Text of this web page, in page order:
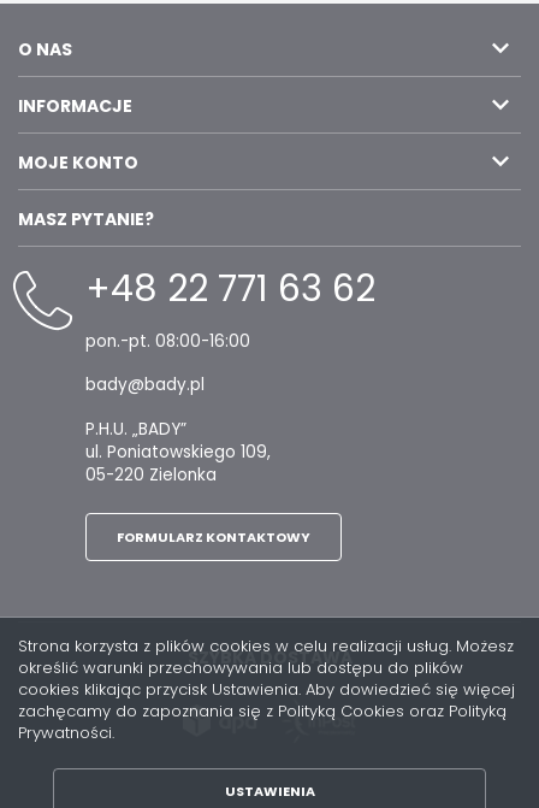
O NAS
INFORMACJE
MOJE KONTO
MASZ PYTANIE?
+48 22 771 63 62
pon.-pt. 08:00-16:00
bady@bady.pl
P.H.U. „BADY”
ul. Poniatowskiego 109,
05-220 Zielonka
FORMULARZ KONTAKTOWY
SZYBKA DOSTAWA
Strona korzysta z plików cookies w celu realizacji usług. Możesz
określić warunki przechowywania lub dostępu do plików
cookies klikając przycisk Ustawienia. Aby dowiedzieć się więcej
zachęcamy do zapoznania się z Polityką Cookies oraz Polityką
Prywatności.
USTAWIENIA